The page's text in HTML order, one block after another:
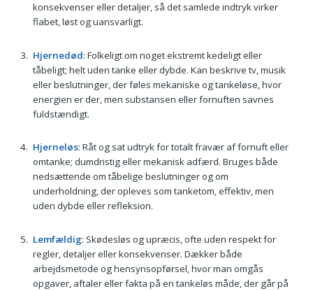
konsekvenser eller detaljer, så det samlede indtryk virker
flabet, løst og uansvarligt.
Hjernedød: Folkeligt om noget ekstremt kedeligt eller
tåbeligt; helt uden tanke eller dybde. Kan beskrive tv, musik
eller beslutninger, der føles mekaniske og tankeløse, hvor
energien er der, men substansen eller fornuften savnes
fuldstændigt.
Hjerneløs: Råt og sat udtryk for totalt fravær af fornuft eller
omtanke; dumdristig eller mekanisk adfærd. Bruges både
nedsættende om tåbelige beslutninger og om
underholdning, der opleves som tanketom, effektiv, men
uden dybde eller refleksion.
Lemfældig: Skødesløs og upræcis, ofte uden respekt for
regler, detaljer eller konsekvenser. Dækker både
arbejdsmetode og hensynsopførsel, hvor man omgås
opgaver, aftaler eller fakta på en tankeløs måde, der går på